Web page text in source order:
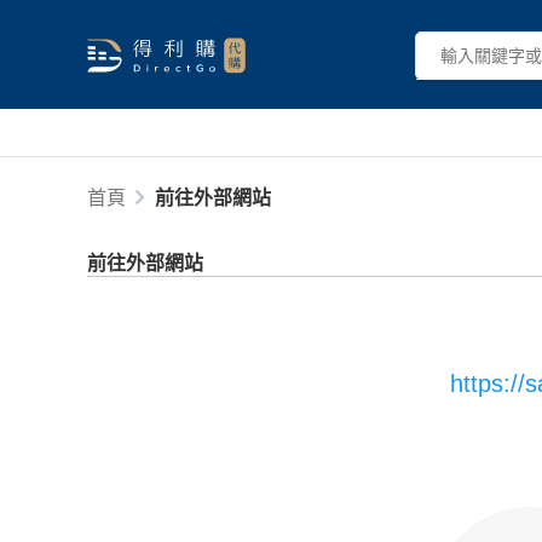
首頁 前往外部網站
前往外部網站
https://